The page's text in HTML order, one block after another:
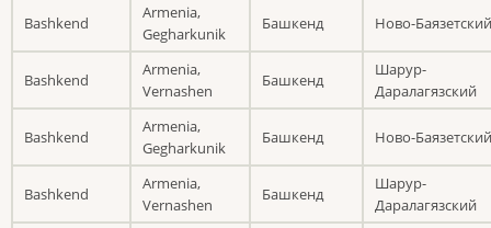
Bashkend
Armenia,
Gegharkunik
Башкенд Ново-Баязетский
Bashkend
Armenia,
Vernashen
Башкенд
Шарур-
Даралагязский
Bashkend
Armenia,
Gegharkunik
Башкенд Ново-Баязетский
Bashkend
Armenia,
Vernashen
Башкенд
Шарур-
Даралагязский